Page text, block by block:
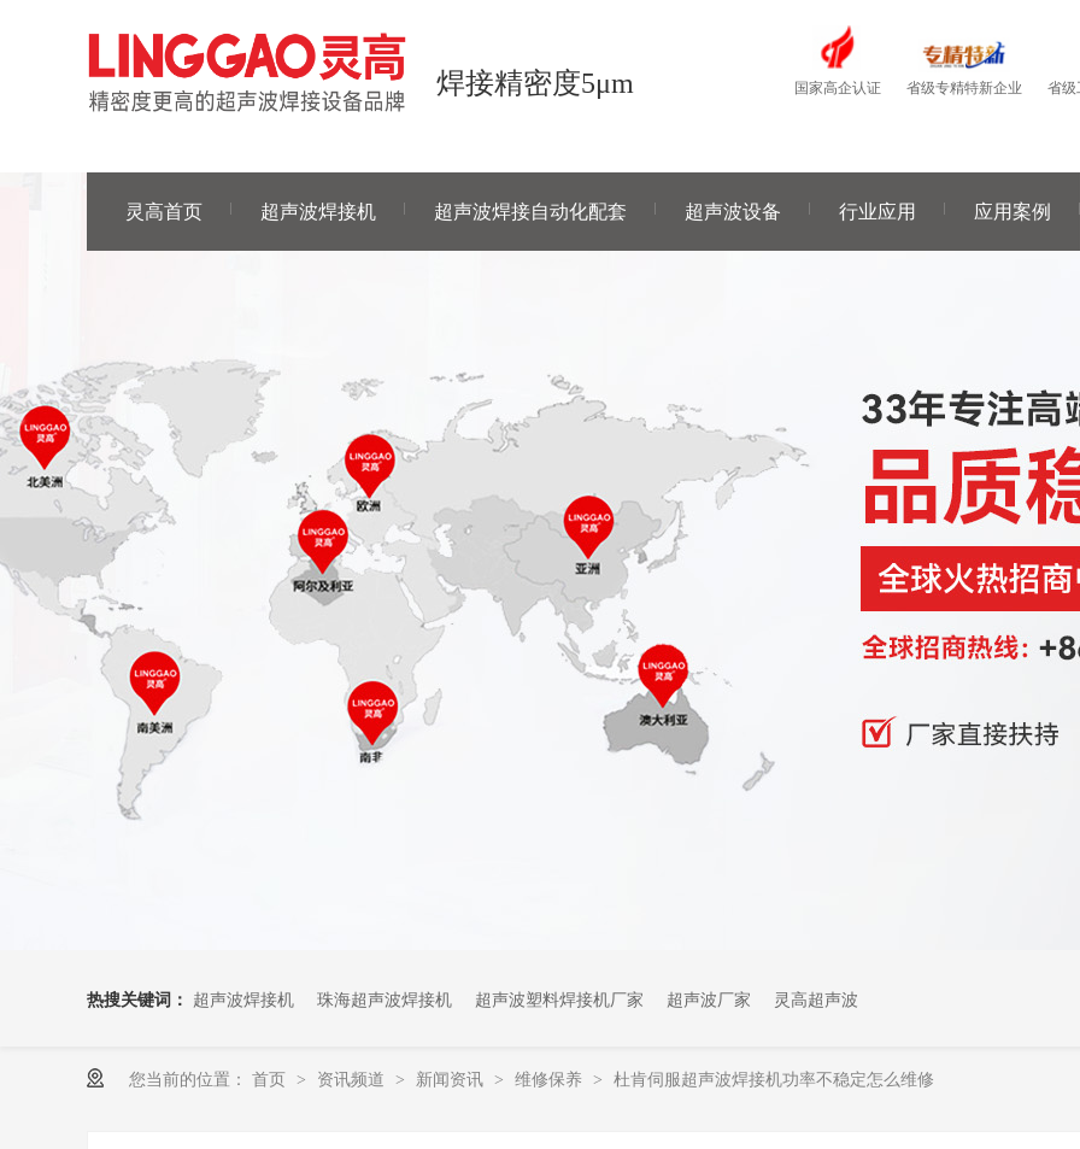
焊接精密度5μm 国家高企认证 省级专精特新企业 省级
灵高首页 超声波焊接机 超声波焊接自动化配套 超声波设备 行业应用 应用案例
热搜关键词： 超声波焊接机 珠海超声波焊接机 超声波塑料焊接机厂家 超声波厂家 灵高超声波
您当前的位置： 首页 > 资讯频道 > 新闻资讯 > 维修保养 > 杜肯伺服超声波焊接机功率不稳定怎么维修